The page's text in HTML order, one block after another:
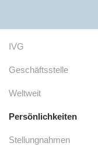
IVG
Geschäftsstelle
Weltweit
Persönlichkeiten
Stellungnahmen